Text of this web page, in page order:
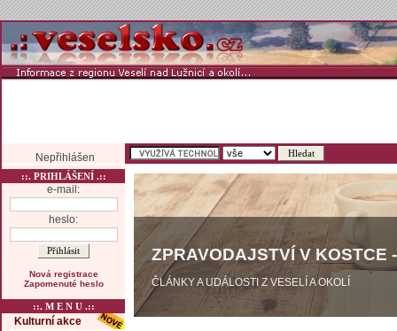
Nepřihlášen
::. PRIHLÁŠENÍ .::
e-mail:
heslo:
Nová registrace
Zapomenuté heslo
::. M E N U .::
Kulturní akce
ZPRAVODAJSTVÍ V KOSTCE
ČLÁNKY A UDÁLOSTI Z VESELÍ A OKOLÍ